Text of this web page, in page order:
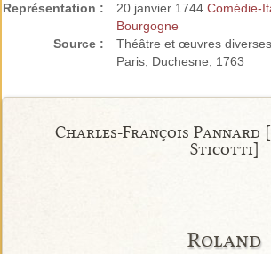
Représentation :
20 janvier 1744 Comédie-
Bourgogne
Source :
Théâtre et œuvres
Paris, Duchesne, 1763
Charles-François Pannard
Sticotti]
Roland